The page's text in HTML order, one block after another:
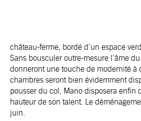
château-ferme, bordé d’un espace
Sans bousculer outre-mesure l’âme
donneront une touche de modernité à
chambres seront bien évidemment
pousser du col, Mario disposera enfin
hauteur de son talent. Le
juin.